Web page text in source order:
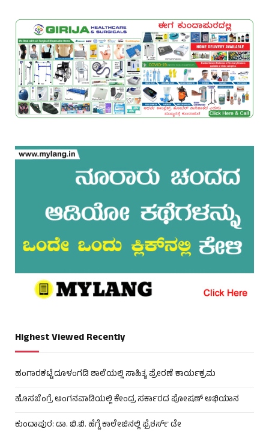
Highest Viewed Recently
ಹಂಗಾರಕಟ್ಟೆ ದೂಳಂಗಡಿ ಶಾಲೆಯಲ್ಲಿ ಸಾಹಿತ್ಯ ಪ್ರೇರಣೆ ಕಾರ್ಯಕ್ರಮ
ಹೊಸಬೆಂಗ್ರೆ ಅಂಗನವಾಡಿಯಲ್ಲಿ ಕೇಂದ್ರ ಸರ್ಕಾರದ ಪೋಷಣ್ ಅಭಿಯಾನ
ಕುಂದಾಪುರ: ಡಾ. ಬಿ.ಬಿ. ಹೆಗ್ಡೆ ಕಾಲೇಜಿನಲ್ಲಿ ಫ್ರೆಶರ್ಸ್ ಡೇ